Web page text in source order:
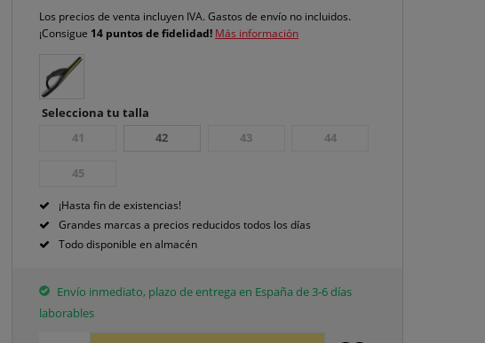
Los precios de venta incluyen IVA.Gastos de envío no incluidos.
¡Consigue 14 puntos de fidelidad! Más información
Selecciona tu talla
41
42 43 44
45
¡Hasta fin de existencias!
Grandes marcas a precios reducidos todos los días
Todo disponible en almacén
Envío inmediato, plazo de entrega en España de 3-6 días
laborables